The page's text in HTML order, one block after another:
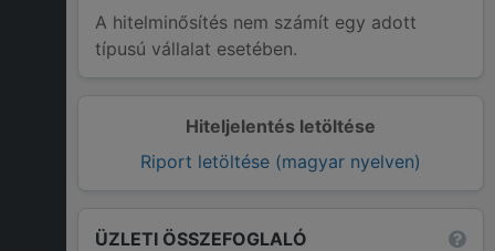
Hiteljelentés letöltése
Riport letöltése (magyar nyelven)
A hitelminősítés nem számít egy adott
típusú vállalat esetében.
ÜZLETI ÖSSZEFOGLALÓ